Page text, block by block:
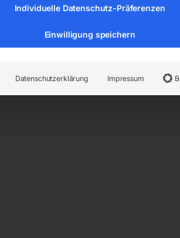
der Tische sind 200 mm hoch und
Individuelle Datenschutz-Präferenzen
Einwilligung speichern
Datenschutzerklärung Impressum